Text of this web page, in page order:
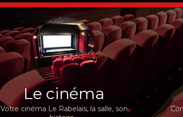
Le cinéma
Votre cinéma Le Rabelais, la salle, son